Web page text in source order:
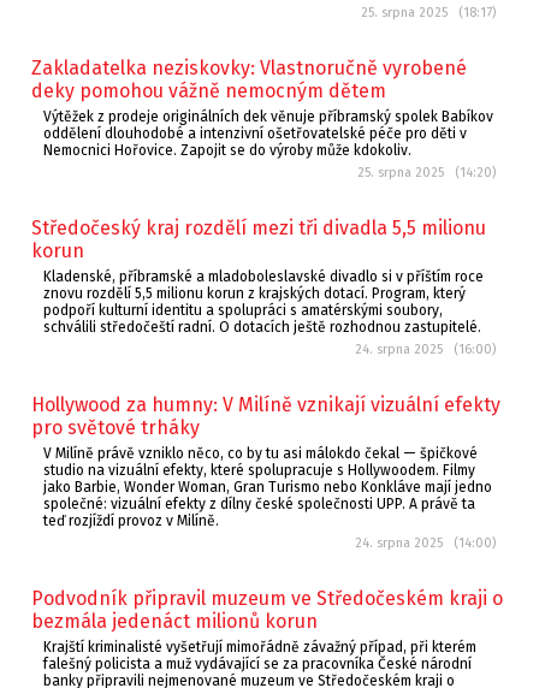
25. srpna 2025 (18:17)
Zakladatelka neziskovky: Vlastnoručně vyrobené
deky pomohou vážně nemocným dětem
Výtěžek z prodeje originálních dek věnuje příbramský spolek Babíkov
oddělení dlouhodobé a intenzivní ošetřovatelské péče pro děti v
Nemocnici Hořovice. Zapojit se do výroby může kdokoliv.
25. srpna 2025 (14:20)
Středočeský kraj rozdělí mezi tři divadla 5,5 milionu
korun
Kladenské, příbramské a mladoboleslavské divadlo si v příštím roce
znovu rozdělí 5,5 milionu korun z krajských dotací. Program, který
podpoří kulturní identitu a spolupráci s amatérskými soubory,
schválili středočeští radní. O dotacích ještě rozhodnou zastupitelé.
24. srpna 2025 (16:00)
Hollywood za humny: V Milíně vznikají vizuální efekty
pro světové trháky
V Milíně právě vzniklo něco, co by tu asi málokdo čekal — špičkové
studio na vizuální efekty, které spolupracuje s Hollywoodem. Filmy
jako Barbie, Wonder Woman, Gran Turismo nebo Konkláve mají jedno
společné: vizuální efekty z dílny české společnosti UPP. A právě ta
teď rozjíždí provoz v Milíně.
24. srpna 2025 (14:00)
Podvodník připravil muzeum ve Středočeském kraji o
bezmála jedenáct milionů korun
Krajští kriminalisté vyšetřují mimořádně závažný případ, při kterém
falešný policista a muž vydávající se za pracovníka České národní
banky připravili nejmenované muzeum ve Středočeském kraji o